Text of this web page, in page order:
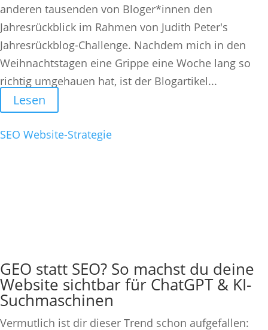
anderen tausenden von Bloger*innen den
Jahresrückblick im Rahmen von Judith Peter's
Jahresrückblog-Challenge. Nachdem mich in den
Weihnachtstagen eine Grippe eine Woche lang so
richtig umgehauen hat, ist der Blogartikel...
Lesen
SEO Website-Strategie
GEO statt SEO? So machst du deine
Website sichtbar für ChatGPT & KI-
Suchmaschinen
Vermutlich ist dir dieser Trend schon aufgefallen: